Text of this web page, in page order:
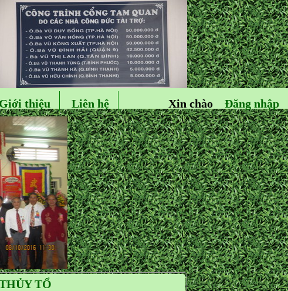
Giới thiệu Liên hệ Đăng nhập
Xin chào
TỔ